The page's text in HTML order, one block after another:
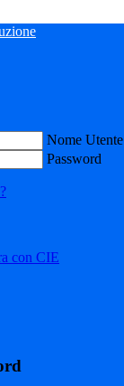
Nome Utente
Password
con CIE